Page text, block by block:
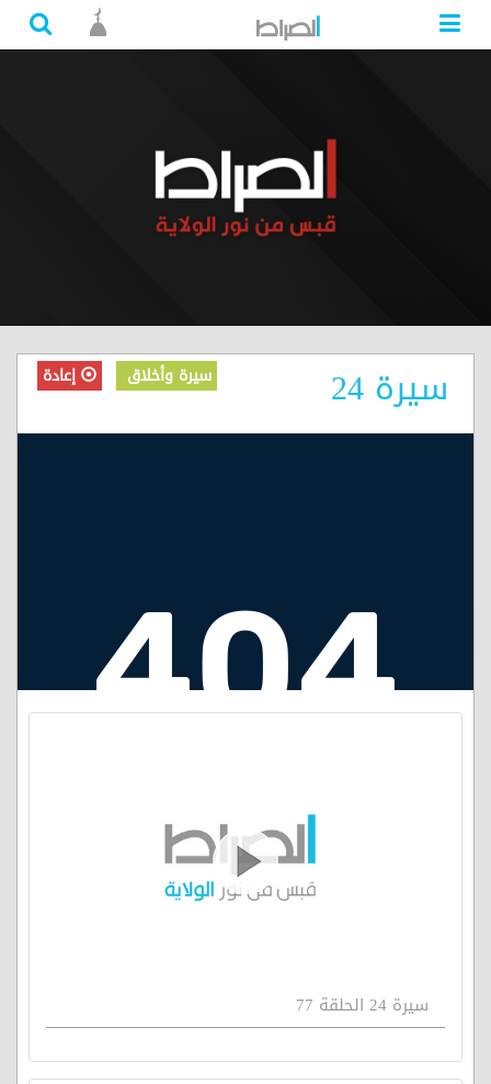
سيرة 24 سيرة وأخلاق إعادة
سيرة 24 الحلقة 77